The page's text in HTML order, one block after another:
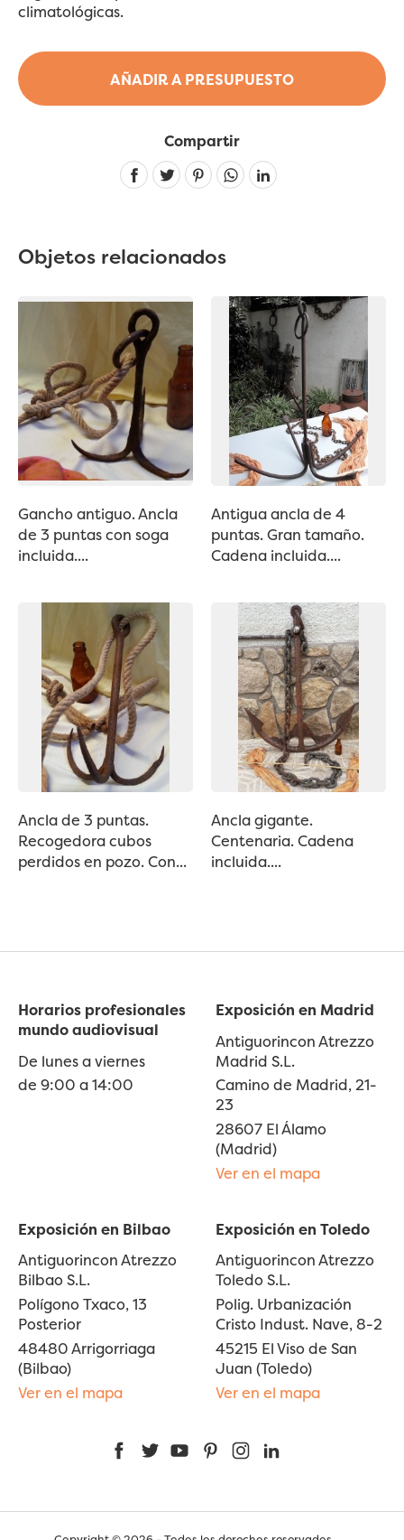
AÑADIR A PRESUPUESTO
climatológicas.
Compartir
Linkedin
Objetos relacionados
Gancho antiguo. Ancla
de 3 puntas con soga
incluida....
Antigua ancla de 4
puntas. Gran tamaño.
Cadena incluida....
Ancla de 3 puntas.
Recogedora cubos
perdidos en pozo. Con...
Ancla gigante.
Centenaria. Cadena
incluida....
Horarios profesionales
mundo audiovisual
De lunes a viernes
de 9:00 a 14:00
Exposición en Madrid
Antiguorincon Atrezzo
Madrid S.L.
Camino de Madrid, 21-
23
28607 El Álamo
(Madrid)
Ver en el mapa
Exposición en Bilbao
Antiguorincon Atrezzo
Bilbao S.L.
Polígono Txaco, 13
Posterior
48480 Arrigorriaga
(Bilbao)
Ver en el mapa
Exposición en Toledo
Antiguorincon Atrezzo
Toledo S.L.
Polig. Urbanización
Cristo Indust. Nave, 8-2
45215 El Viso de San
Juan (Toledo)
Ver en el mapa
FacebookTwitterYouTubePinterestInstagram